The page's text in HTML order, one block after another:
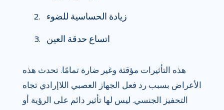
زيادة الحساسية للضوء
اتساع حدقة العين
هذه التأثيرات مؤقتة وغير ضارة تمامًا. تحدث هذه
الأعراض بسبب رد فعل الجهاز العصبي اللاإرادي تجاه
التحفيز الجنسي. ليس لها تأثير دائم على الرؤية أو